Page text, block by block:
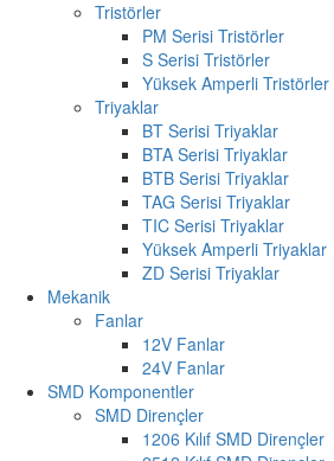
Tristörler
PM Serisi Tristörler
S Serisi Tristörler
Yüksek Amperli Tristörler
Triyaklar
BT Serisi Triyaklar
BTA Serisi Triyaklar
BTB Serisi Triyaklar
TAG Serisi Triyaklar
TIC Serisi Triyaklar
Yüksek Amperli Triyaklar
ZD Serisi Triyaklar
Mekanik
Fanlar
12V Fanlar
24V Fanlar
SMD Komponentler
SMD Dirençler
1206 Kılıf SMD Dirençler